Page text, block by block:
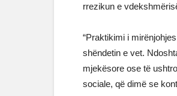
rrezikun e
“Praktikimi i
shëndetin e vet.
mjekësore ose të
sociale, që dimë se